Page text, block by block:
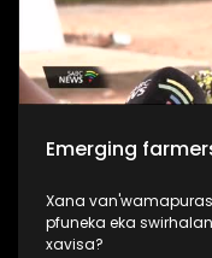
Emerging
Xana
pfuneka eka
xavisa?